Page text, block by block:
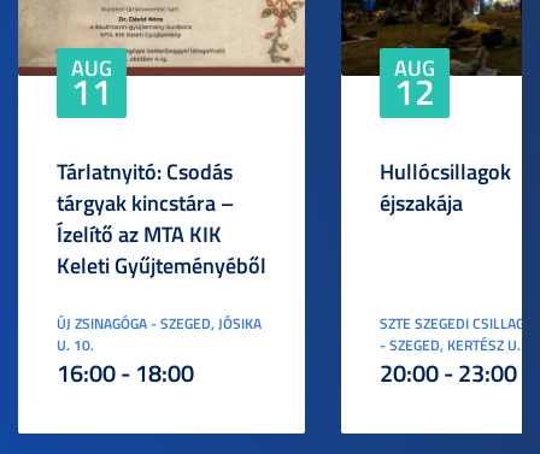
AUG
11
Tárlatnyitó: Csodás
tárgyak kincstára –
Ízelítő az MTA KIK
Keleti Gyűjteményéből
ÚJ ZSINAGÓGA - SZEGED, JÓSIKA
U. 10.
16:00 - 18:00
AUG
12
Hullócsillagok
éjszakája
SZTE SZEGEDI
- SZEGED, KERTÉSZ U. 3.
20:00 - 23:00